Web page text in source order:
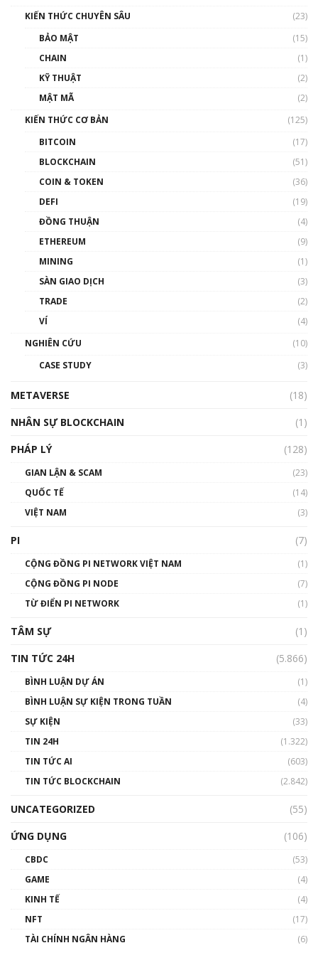
KIẾN THỨC CHUYÊN SÂU
(23)
BẢO MẬT
(15)
CHAIN
(1)
KỸ THUẬT
(2)
MẬT MÃ
(2)
KIẾN THỨC CƠ BẢN
(125)
BITCOIN
(17)
BLOCKCHAIN
(51)
COIN & TOKEN
(36)
DEFI
(19)
ĐỒNG THUẬN
(4)
ETHEREUM
(9)
MINING
(1)
SÀN GIAO DỊCH
(3)
TRADE
(2)
VÍ
(4)
NGHIÊN CỨU
(10)
CASE STUDY
(3)
METAVERSE
(18)
NHÂN SỰ BLOCKCHAIN
(1)
PHÁP LÝ
(128)
GIAN LẬN & SCAM
(23)
QUỐC TẾ
(14)
VIỆT NAM
(3)
PI (7)
CỘNG ĐỒNG PI NETWORK VIỆT NAM
(1)
CỘNG ĐỒNG PI NODE
(7)
TỪ ĐIỂN PI NETWORK
(1)
TÂM SỰ
(1)
TIN TỨC 24H
(5.866)
BÌNH LUẬN DỰ ÁN
(1)
BÌNH LUẬN SỰ KIỆN TRONG TUẦN
(4)
SỰ KIỆN
(33)
TIN 24H
(1.322)
TIN TỨC AI
(603)
TIN TỨC BLOCKCHAIN
(2.842)
UNCATEGORIZED
(55)
ỨNG DỤNG
(106)
CBDC
(53)
GAME
(4)
KINH TẾ
(4)
NFT
(17)
TÀI CHÍNH NGÂN HÀNG
(6)